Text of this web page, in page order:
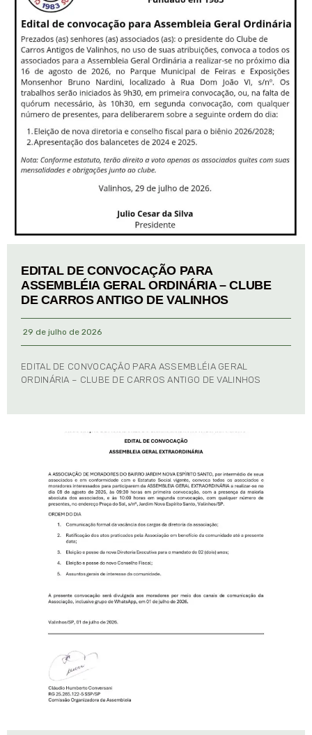
EDITAL DE CONVOCAÇÃO PARA
ASSEMBLÉIA GERAL ORDINÁRIA – CLUBE
DE CARROS ANTIGO DE VALINHOS
29 de julho de 2026
EDITAL DE CONVOCAÇÃO PARA ASSEMBLÉIA GERAL
ORDINÁRIA – CLUBE DE CARROS ANTIGO DE VALINHOS